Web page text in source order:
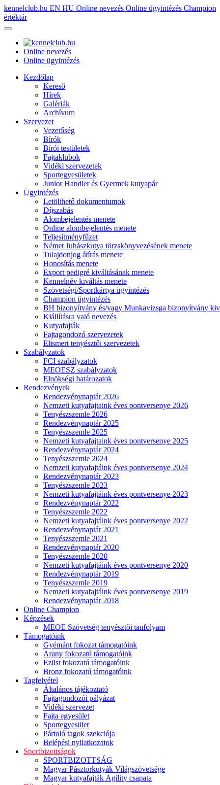
kennelclub.hu EN HU Online nevezés Online ügyintézés Champion
értéktár
Online nevezés
Online ügyintézés
Kezdőlap
Kereső
Hírek
Galériák
Archívum
Szervezet
Vezetőség
Bírók
Bírói testületek
Fajtaklubok
Vidéki szervezetek
Sportegyesületek
Junior Handler és Gyermek kutyapár
Ügyintézés
Letölthető dokumentumok
Díjszabás
Alombejelentés menete
Online alombejelentés menete
Teljesítményfűzet
Német Juhászkutya törzskönyvezésének menete
Tulajdonjog átírás menete
Honosítás menete
Export pedigré kiváltásának menete
Kennelnév kiváltás menete
Szövetségi/Sportkártya ügyintézés
Champion ügyintézés
BH bizonyítvány és/vagy Munkavizsga bizonyítvány
Kiállításra való nevezés
Kutyafajták
Fajtagondozó szervezetek
Elismert tenyésztői szervezetek
Szabályzatok
FCI szabályzatok
MEOESZ szabályzatok
Elnökségi határozatok
Rendezvények
Rendezvénynaptár 2026
Nemzeti kutyafajtaink éves pontversenye 2026
Tenyészszemle 2026
Rendezvénynaptár 2025
Tenyészszemle 2025
Nemzeti kutyafajtaink éves pontversenye 2025
Rendezvénynaptár 2024
Tenyészszemle 2024
Nemzeti kutyafajtáink éves pontversenye 2024
Rendezvénynaptár 2023
Tenyészszemle 2023
Nemzeti kutyafajtáink éves pontversenye 2023
Rendezvénynaptár 2022
Tenyészszemle 2022
Nemzeti kutyafajtáink éves pontversenye 2022
Rendezvénynaptár 2021
Tenyészszemle 2021
Rendezvénynaptár 2020
Tenyészszemle 2020
Nemzeti kutyafajtáink éves pontversenye 2020
Rendezvénynaptár 2019
Tenyészszemle 2019
Nemzeti kutyafajtáink éves pontversenye 2019
Rendezvénynaptár 2018
Online Champion
Képzések
MEOE Szövetség tenyésztői tanfolyam
Támogatóink
Gyémánt fokozat támogatóink
Arany fokozatú támogatóink
Ezüst fokozatú támogatóink
Bronz fokozatú támogatóink
Tagfelvétel
Általános tájékoztató
Fajtagondozói pályázat
Vidéki szervezet
Fajta egyesület
Sportegyesület
Pártoló tagok szekciója
Belépési nyilatkozatok
Sportbizottságok
SPORTBIZOTTSÁG
Magyar Pásztorkutyák Világszövetsége
Magyar kutyafajták Agility csapata